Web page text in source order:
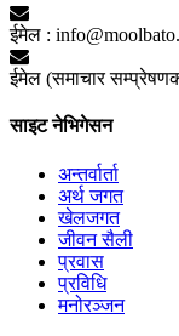
ईमेल :
ईमेल (समाचार
साइट नेभिगेसन
अन्तर्वार्ता
अर्थ जगत
खेलजगत
जीवन सैली
प्रवास
प्रविधि
मनोरञ्जन